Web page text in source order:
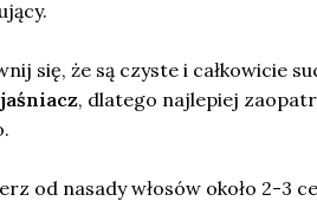
się, że są czyste i całkowicie
, dlatego najlepiej
od nasady włosów około 2-3